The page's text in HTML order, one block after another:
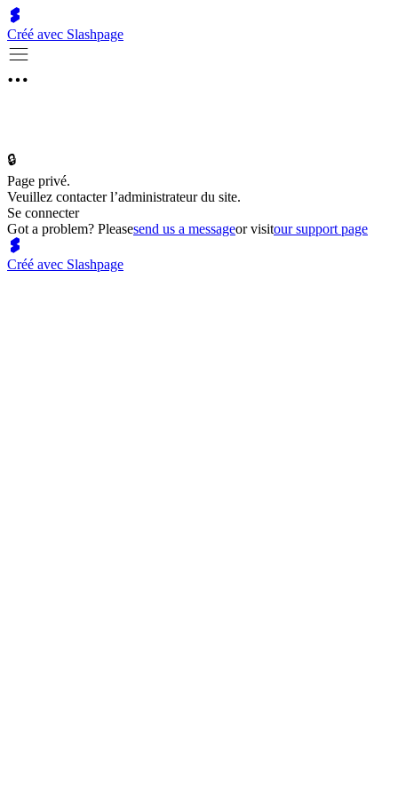
Créé avec Slashpage
🔒
Page privé.
Veuillez contacter l’administrateur du site.
Se connecter
Got a problem? Pleasesend us a messageor visitour support page
Créé avec Slashpage